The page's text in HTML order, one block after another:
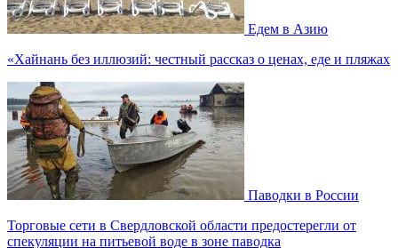
Едем в Азию
«Хайнань без иллюзий: честный рассказ о ценах, еде и пляжах
Паводки в России
Торговые сети в Свердловской области предостерегли от
спекуляции на питьевой воде в зоне паводка